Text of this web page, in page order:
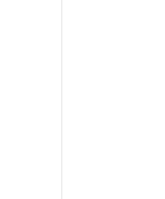
ex-BUTCHER BABIES,